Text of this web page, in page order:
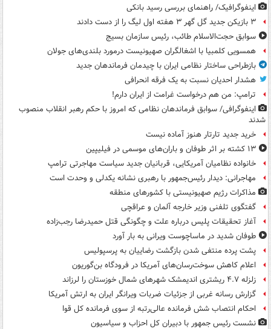
اینفوگرافیک/ راهنمای بررسی رسید بانکی
۳ بازیکن جدید گل گهر ۳ هفته اول لیگ را از دست دادند
سوابق حجت‌الاسلام طائب، رئیس سازمان بسیج
همسویی کلمبیا با اشغالگران صهیونیست درمورد بلندی‌های جولان
بازطراحی ساختار نظامی ایران با چیدمان فرماندهان جدید
هشدار احدیان نسبت به یک فرقه انحرافی
ترامپ: من هم درخواست غرامت از ایران دارم!
اینفوگرافی/ سوابق فرماندهان نظامی که امروز با حکم رهبر انقلاب منصوب
شدند
خرید جدید تارتار هنوز آماده نیست
۱۳ کشته بر اثر طوفان و باران‌های موسمی در فیلیپین
خانواده نظامیان آمریکایی، قربانیان جدید سیاست مهاجرتی ترامپ
مهاجرانی: دیدار رئیس‌جمهور با رهبری نشانه یکدلی و وحدت است
مذاکرات رژیم صهیونیستی با کشورهای منطقه
گفتگوی تلفنی وزیر خارجه آلمان و عراقچی
آغاز تحقیقات پلیس درباره علت و چگونگی قتل حمیدرضا رجب‌زاده
طوفان شدید در ماساچوست ویرانی به بار آورد
پشت پرده منتفی شدن بازگشت رضاییان به پرسپولیس
اعلام کاهش سوخت‌رسان‌های آمریکا در فرودگاه بن‌گوریون
زلزله ۴.۷ ریشتری اندیمشک شهرهای شمال خوزستان را لرزاند
گزارش رسانه غربی از جزئیات ضربات ویرانگر ایران به ارتش آمریکا
احکام انتصاب شش فرمانده عالی‌رتبه از سوی فرمانده کل قوا
نشست رئیس جمهور با دبیران کل احزاب و سیاسیون